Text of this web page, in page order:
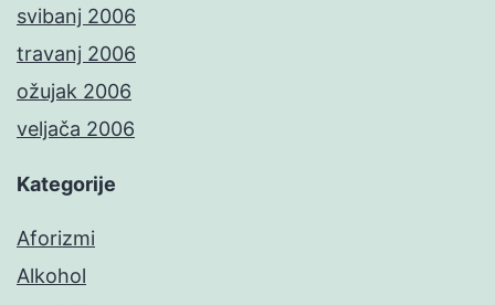
svibanj 2006
travanj 2006
ožujak 2006
veljača 2006
Kategorije
Aforizmi
Alkohol